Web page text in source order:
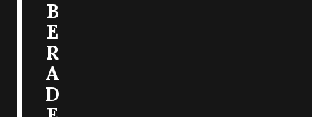
B
E
R
A
D